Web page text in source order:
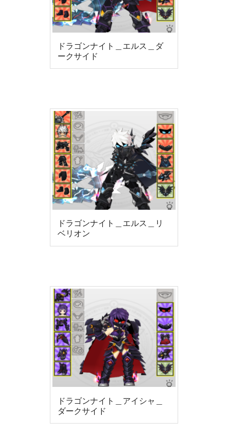
ドラゴンナイト＿エルス＿ダ
ークサイド
ドラゴンナイト＿エルス＿リ
ベリオン
ドラゴンナイト＿アイシャ＿
ダークサイド